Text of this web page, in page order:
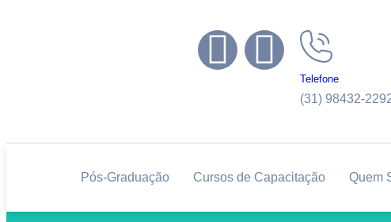
Telefone
(31) 98432-
Pós-Graduação Cursos de Capacitação Quem